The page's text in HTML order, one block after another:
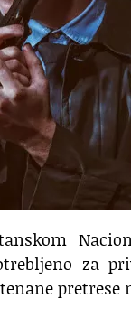
za
pretrese